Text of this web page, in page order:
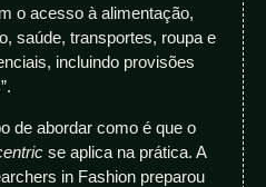
o acesso à alimentação,
saúde, transportes, roupa e
incluindo provisões
de abordar como é que o
se aplica na prática. A
in Fashion preparou